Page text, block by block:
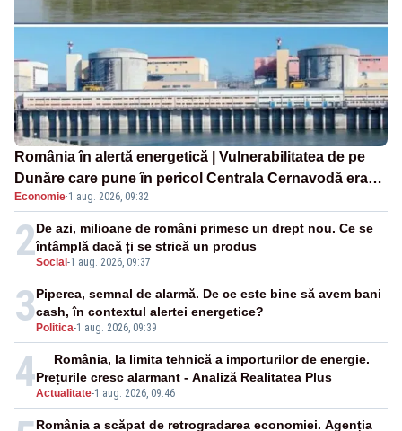
România în alertă energetică | Vulnerabilitatea de pe
Dunăre care pune în pericol Centrala Cernavodă era
cunoscută de pe vremea lui Ceaușescu
Economie·1 aug. 2026, 09:32
2Social -1 aug. 2026, 09:37
De azi, milioane de români primesc un drept nou. Ce se
întâmplă dacă ți se strică un produs
3 Politica-1 aug. 2026, 09:39
Piperea, semnal de alarmă. De ce este bine să avem bani
cash, în contextul alertei energetice?
4Actualitate-1 aug. 2026, 09:46
România, la limita tehnică a importurilor de energie.
Prețurile cresc alarmant - Analiză Realitatea Plus
România a scăpat de retrogradarea economiei. Agenția